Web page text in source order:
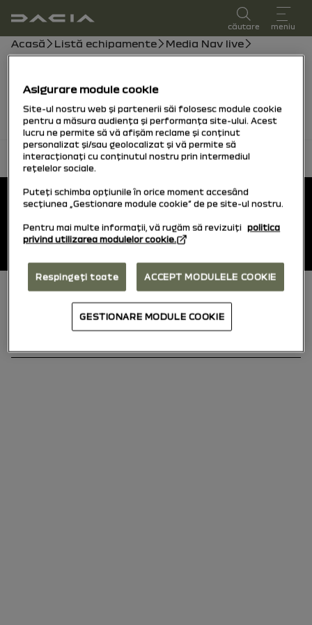
manual de utilizare
căutare meniu
Cale de navigare
Acasă Listă echipamente
Media Nav live
Video-uri
Videoclipurile vor fi disponibile în curând, între timp
puteți consulta manualul.
înapoi la început
Subsol
Manuale de utilizator
Dacia.ro
Subsol (jos)
General conditions of use
Asigurare module cookie
Site-ul nostru web și partenerii săi folosesc module cookie
pentru a măsura audiența și performanța site-ului. Acest
lucru ne permite să vă afișăm reclame și conținut
personalizat și/sau geolocalizat și vă permite să
interacționați cu conținutul nostru prin intermediul
rețelelor sociale.
Puteți schimba opțiunile în orice moment accesând
secțiunea „Gestionare module cookie” de pe site-ul nostru.
Pentru mai multe informații, vă rugăm să revizuiți politica
privind utilizarea modulelor cookie.
Respingeți toate ACCEPT MODULELE COOKIE
GESTIONARE MODULE COOKIE